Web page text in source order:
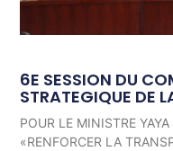
6E SESSION DU
STRATEGIQUE DE
POUR LE MINISTRE
«RENFORCER LA